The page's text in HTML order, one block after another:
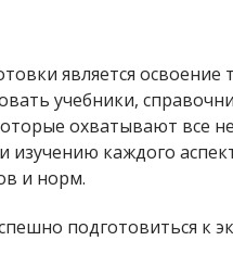
является освоение
учебники,
охватывают все
каждого
и норм.
подготовиться к